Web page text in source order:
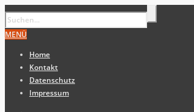
MENÜ
Home
Kontakt
Datenschutz
Impressum